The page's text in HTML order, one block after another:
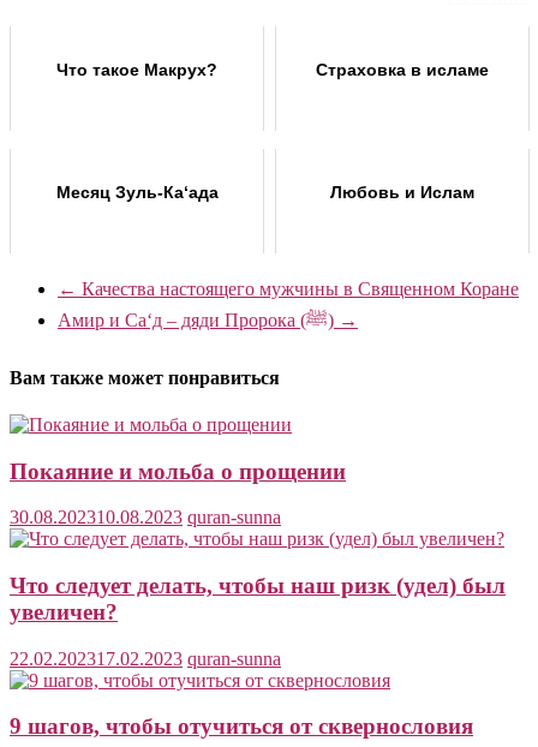
Что такое Макрух? Страховка в исламе
Месяц Зуль-Ка‘ада Любовь и Ислам
← Качества настоящего мужчины в Священном Коране
Амир и Са‘д – дяди Пророка (ﷺ) →
Вам также может понравиться
Покаяние и мольба о прощении
30.08.202310.08.2023 quran-sunna
Что следует делать, чтобы наш ризк (удел) был
увеличен?
22.02.202317.02.2023 quran-sunna
9 шагов, чтобы отучиться от сквернословия